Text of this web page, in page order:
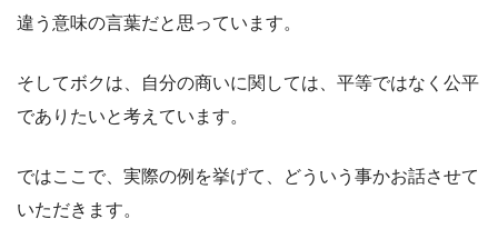
違う意味の言葉だと思っています。
そしてボクは、自分の商いに関しては、平等ではなく公平
でありたいと考えています。
ではここで、実際の例を挙げて、どういう事かお話させて
いただきます。